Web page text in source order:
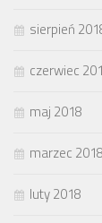
sierpień
czerwiec
maj 2018
marzec 2018
luty 2018